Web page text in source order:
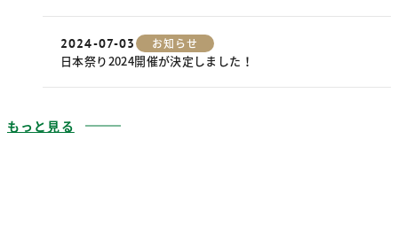
2024-07-03 お知らせ
日本祭り2024開催が決定しました！
もっと見る